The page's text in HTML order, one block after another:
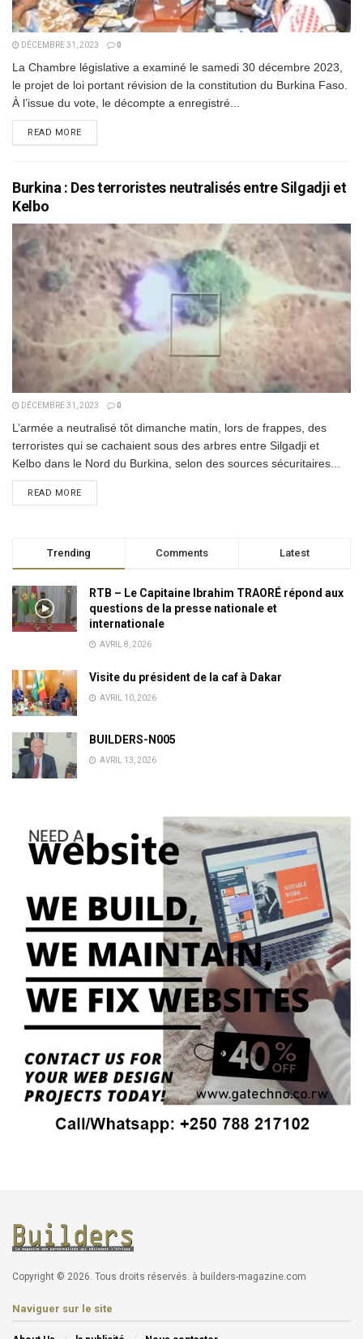
DÉCEMBRE 31, 2023 0
La Chambre législative a examiné le samedi 30 décembre 2023,
le projet de loi portant révision de la constitution du Burkina Faso.
À l’issue du vote, le décompte a enregistré...
READ MOREDETAILS
Burkina : Des terroristes neutralisés entre Silgadji et
Kelbo
DÉCEMBRE 31, 2023 0
L’armée a neutralisé tôt dimanche matin, lors de frappes, des
terroristes qui se cachaient sous des arbres entre Silgadji et
Kelbo dans le Nord du Burkina, selon des sources sécuritaires...
READ MOREDETAILS
Trending Comments Latest
RTB – Le Capitaine Ibrahim TRAORÉ répond aux
questions de la presse nationale et
internationale
AVRIL 8, 2026
Visite du président de la caf à Dakar
AVRIL 10, 2026
BUILDERS-N005
AVRIL 13, 2026
Copyright © 2026. Tous droits réservés. à builders-magazine.com
Naviguer sur le site